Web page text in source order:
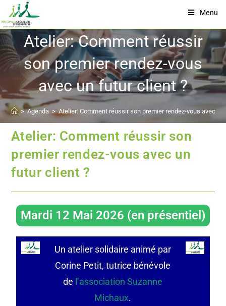
Menu
Atelier: Comment réussir
son premier rendez-vous
avec un futur client ?
> Agenda > Atelier: Comment réussir son premier rendez-vous avec
Atelier: Comment réussir son
premier rendez-vous avec un
futur client ?
Mardi 12 Mai 2026 (en présentiel)
Un atelier solidaire animé par
Corine Petit, tutrice bénévole
de l’association Suzanne
Michaux.